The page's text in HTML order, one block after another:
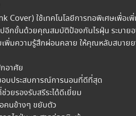
ใช้เทคโนโลยีการทอพิเศษเพื่อเ
กขั้นด้วยคุณสมบัติป้องกันไรฝุ่น ระบายอ
พิ่มความรู้สึกผ่อนคลาย ให้คุณหลับสบาย
อาศัย
อบประสบการณ์การนอนที่ดีที่สุด
ยรองรับสรีระได้ดีเยี่ยม
คนข้างๆ ขยับตัว